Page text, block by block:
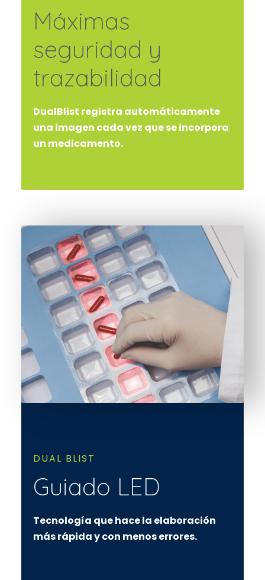
Máximas
seguridad y
trazabilidad
DualBlist registra automáticamente
una imagen cada vez que se incorpora
un medicamento.
DUAL BLIST
Guiado LED
Tecnología que hace la elaboración
más rápida y con menos errores.